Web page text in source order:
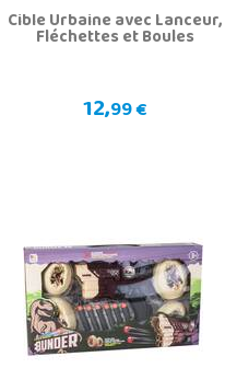
Cible Urbaine avec Lanceur,
Fléchettes et Boules
12,99 €